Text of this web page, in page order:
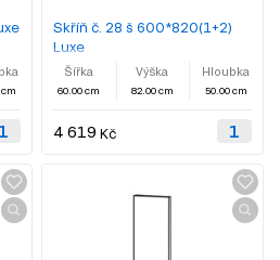
cm
Skříň č. 28 š 600*820(1+2)
Luxe
Šířka
60.00 cm
Výška
82.00 cm
Hloubka
50.00 cm
4 619 Kč